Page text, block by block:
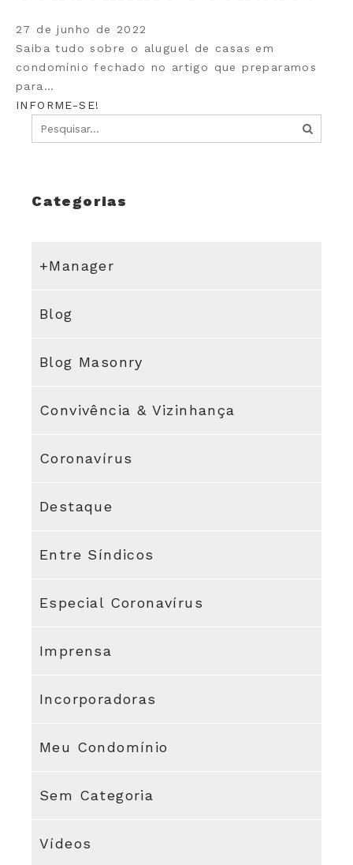
27 de junho de 2022
Saiba tudo sobre o aluguel de casas em
condomínio fechado no artigo que preparamos
para…
INFORME-SE!
Categorias
+Manager
Blog
Blog Masonry
Convivência & Vizinhança
Coronavírus
Destaque
Entre Síndicos
Especial Coronavírus
Imprensa
Incorporadoras
Meu Condomínio
Sem Categoria
Vídeos